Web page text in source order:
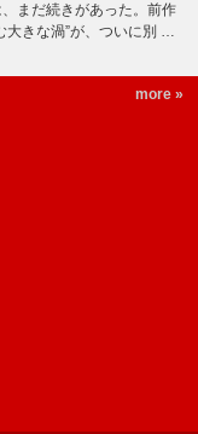
まだ続きがあった。前作
大きな渦”が、ついに別 …
more »